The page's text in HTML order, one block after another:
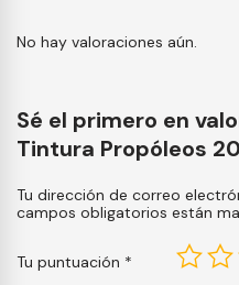
No hay valoraciones aún.
Sé el primero en
Tintura Propóleos
Tu dirección de correo
campos obligatorios están
Tu puntuación *